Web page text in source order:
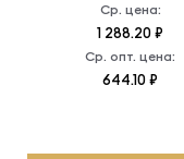
Ср. цена:
1 288.20 ₽
Ср. опт. цена:
644.10 ₽